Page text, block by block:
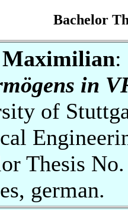
Bachelor
:
in
of
Thesis
german.